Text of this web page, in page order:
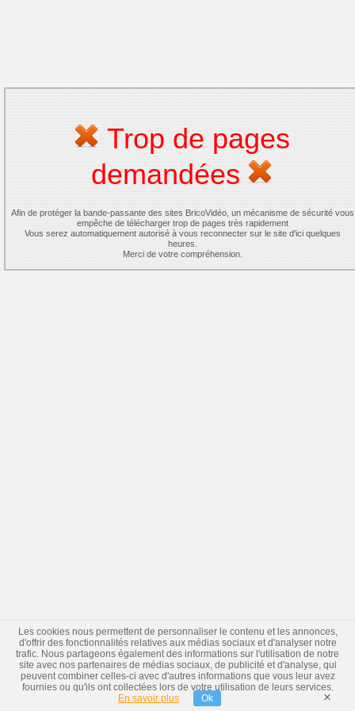
Trop de pages
demandées
Afin de protéger la bande-passante des sites BricoVidéo, un mécanisme de sécurité vous
empêche de télécharger trop de pages très rapidement
Vous serez automatiquement autorisé à vous reconnecter sur le site d'ici quelques
heures.
Merci de votre compréhension.
Les cookies nous permettent de personnaliser le contenu et les annonces,
d'offrir des fonctionnalités relatives aux médias sociaux et d'analyser notre
trafic. Nous partageons également des informations sur l'utilisation de notre
site avec nos partenaires de médias sociaux, de publicité et d'analyse, qui
peuvent combiner celles-ci avec d'autres informations que vous leur avez
fournies ou qu'ils ont collectées lors de votre utilisation de leurs services.
En savoir plus
Ok ×